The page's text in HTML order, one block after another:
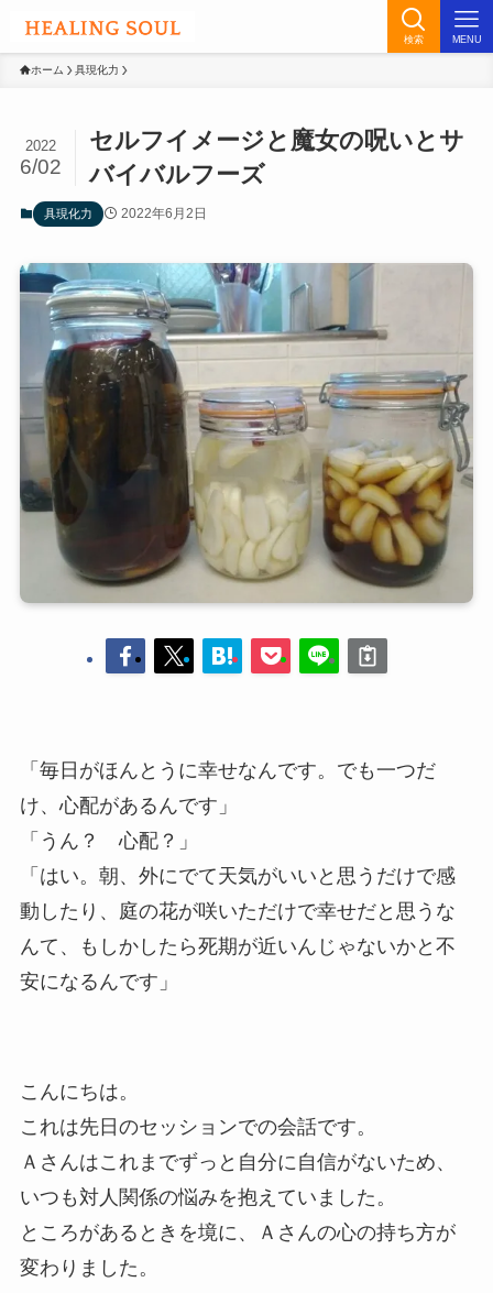
検索 MENU
ホーム 具現化力
セルフイメージと魔女の呪いとサ
バイバルフーズ
2022
6/02
具現化力 2022年6月2日
「毎日がほんとうに幸せなんです。でも一つだ
け、心配があるんです」
「うん？ 心配？」
「はい。朝、外にでて天気がいいと思うだけで感
動したり、庭の花が咲いただけで幸せだと思うな
んて、もしかしたら死期が近いんじゃないかと不
安になるんです」
こんにちは。
これは先日のセッションでの会話です。
Ａさんはこれまでずっと自分に自信がないため、
いつも対人関係の悩みを抱えていました。
ところがあるときを境に、Ａさんの心の持ち方が
変わりました。